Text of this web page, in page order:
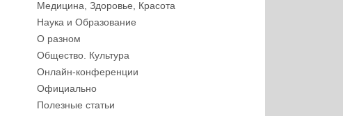
Медицина, Здоровье, Красота
Наука и Образование
О разном
Общество. Культура
Онлайн-конференции
Официально
Полезные статьи